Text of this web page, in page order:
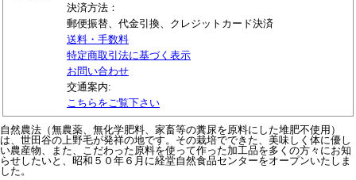
決済方法：
郵便振替、代金引換、クレジットカード決済
送料・手数料
特定商取引法に基づく表示
お問い合わせ
交通案内:
こちらをご覧下さい
自然農法（無農薬、無化学肥料、家畜等の糞尿を原料にした堆肥不使用）
は、世田谷の上野毛が発祥の地です。その栽培でできた、美味しく体に優し
い農産物、また、こだわった原料を使って作った加工品を多くの方々にお知
らせしたいと、昭和５０年６月に経堂自然食品センターをオープンいたしま
した。